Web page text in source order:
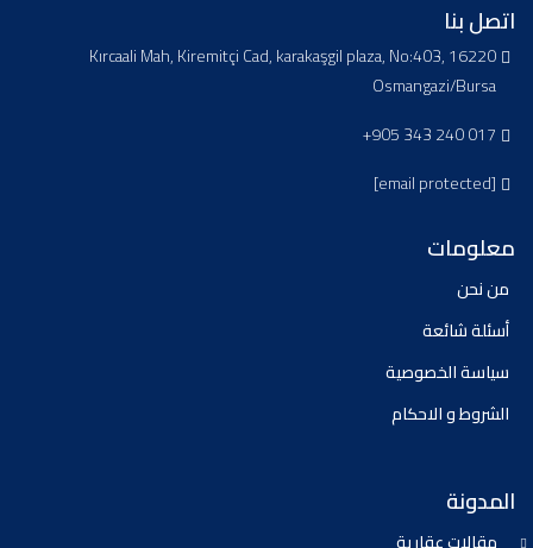
اتصل بنا
Kırcaali Mah, Kiremitçi Cad, karakaşgil plaza, No:403, 16220
Osmangazi/Bursa
+905 343 240 017
[email protected]
معلومات
من نحن
أسئلة شائعة
سياسة الخصوصية
الشروط و الاحكام
المدونة